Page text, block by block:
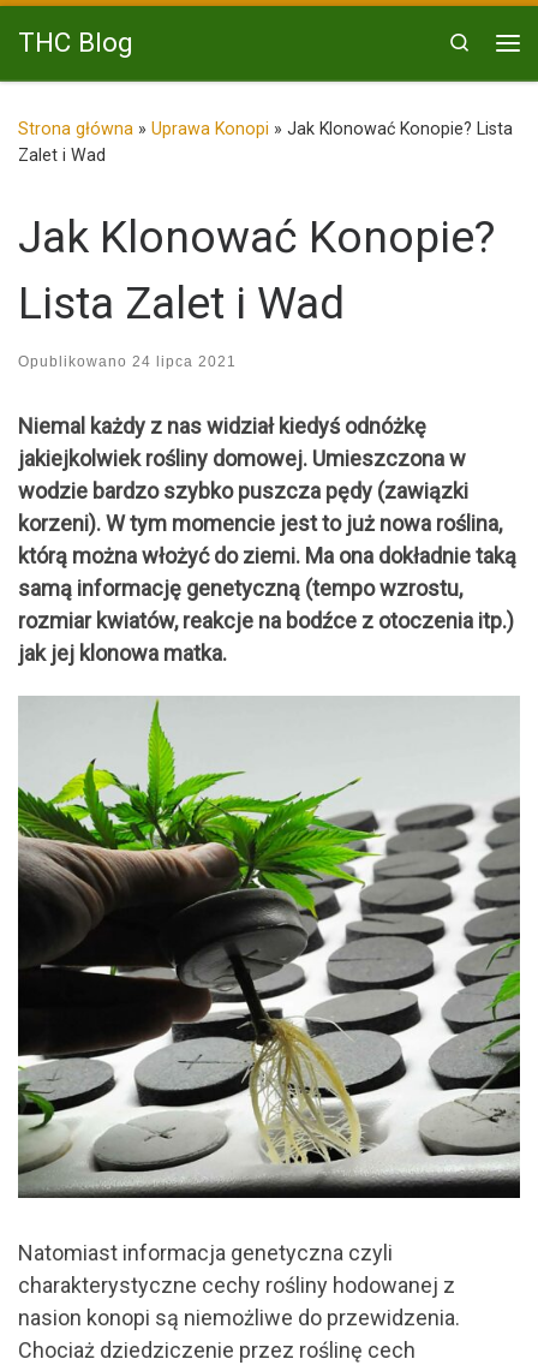
Przejdź do treści
THC Blog
Search
Strona główna » Uprawa Konopi » Jak Klonować Konopie? Lista
Zalet i Wad
Jak Klonować Konopie?
Lista Zalet i Wad
Opublikowano 24 lipca 2021
Niemal każdy z nas widział kiedyś odnóżkę
jakiejkolwiek rośliny domowej. Umieszczona w
wodzie bardzo szybko puszcza pędy (zawiązki
korzeni). W tym momencie jest to już nowa roślina,
którą można włożyć do ziemi. Ma ona dokładnie taką
samą informację genetyczną (tempo wzrostu,
rozmiar kwiatów, reakcje na bodźce z otoczenia itp.)
jak jej klonowa matka.
Natomiast informacja genetyczna czyli
charakterystyczne cechy rośliny hodowanej z
nasion konopi są niemożliwe do przewidzenia.
Chociaż dziedziczenie przez roślinę cech